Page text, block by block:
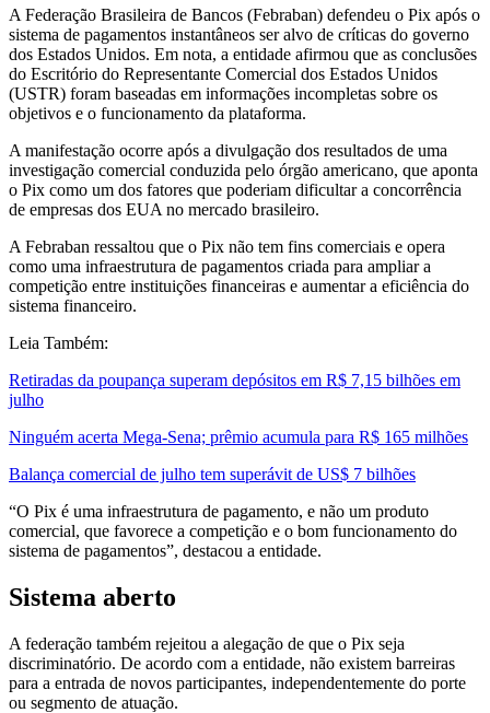
A Federação Brasileira de Bancos (Febraban) defendeu o Pix após o
sistema de pagamentos instantâneos ser alvo de críticas do governo
dos Estados Unidos. Em nota, a entidade afirmou que as conclusões
do Escritório do Representante Comercial dos Estados Unidos
(USTR) foram baseadas em informações incompletas sobre os
objetivos e o funcionamento da plataforma.
A manifestação ocorre após a divulgação dos resultados de uma
investigação comercial conduzida pelo órgão americano, que aponta
o Pix como um dos fatores que poderiam dificultar a concorrência
de empresas dos EUA no mercado brasileiro.
A Febraban ressaltou que o Pix não tem fins comerciais e opera
como uma infraestrutura de pagamentos criada para ampliar a
competição entre instituições financeiras e aumentar a eficiência do
sistema financeiro.
Leia Também:
Retiradas da poupança superam depósitos em R$ 7,15 bilhões em
julho
Ninguém acerta Mega-Sena; prêmio acumula para R$ 165 milhões
Balança comercial de julho tem superávit de US$ 7 bilhões
“O Pix é uma infraestrutura de pagamento, e não um produto
comercial, que favorece a competição e o bom funcionamento do
sistema de pagamentos”, destacou a entidade.
Sistema aberto
A federação também rejeitou a alegação de que o Pix seja
discriminatório. De acordo com a entidade, não existem barreiras
para a entrada de novos participantes, independentemente do porte
ou segmento de atuação.